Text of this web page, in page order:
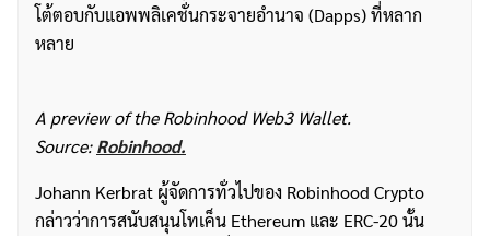
โต้ตอบกับแอพพลิเคชั่นกระจายอำนาจ (Dapps) ที่หลาก
หลาย
A preview of the Robinhood Web3 Wallet.
Source:Robinhood.
Johann Kerbrat ผู้จัดการทั่วไปของ Robinhood Crypto
กล่าวว่าการสนับสนุนโทเค็น Ethereum และ ERC-20 นั้น